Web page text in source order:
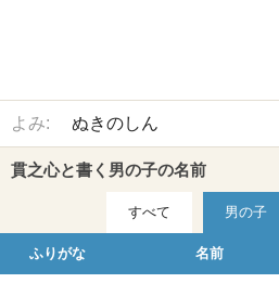
よみ: ぬきのしん
貫之心と書く男の子の名前
すべて 男の子
ふりがな 名前